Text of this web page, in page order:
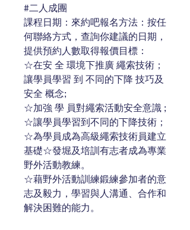
#二人成團
課程日期：來約吧報名方法：按任
何聯絡方式，查詢你建議的日期，
提供預約人數取得報價目標：
☆在安 全 環境下推廣 繩索技術；
讓學員學習 到 不同的下降 技巧及
安全 概念;
☆加強 學 員對繩索活動安全意識 ;
☆讓學員學習到不同的下降技術；
☆為學員成為高級繩索技術員建立
基礎☆發堀及培訓有志者成為專業
野外活動教練。
☆藉野外活動訓練鍛練參加者的意
志及毅力，學習與人溝通、合作和
解決困難的能力。